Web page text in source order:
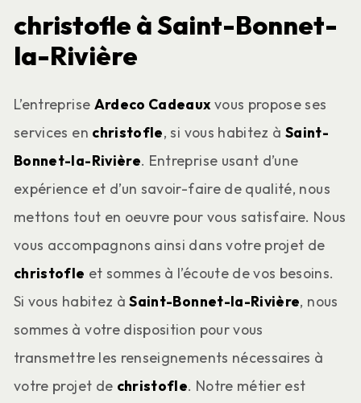
christofle à Saint-Bonnet-
la-Rivière
L’entreprise Ardeco Cadeauxvous propose ses
services en christofle, si vous habitez à Saint-
Bonnet-la-Rivière. Entreprise usant d’une
expérience et d’un savoir-faire de qualité, nous
mettons tout en oeuvre pour vous satisfaire. Nous
vous accompagnons ainsi dans votre projet de
christofle et sommes à l’écoute de vos besoins.
Si vous habitez àSaint-Bonnet-la-Rivière, nous
sommes à votre disposition pour vous
transmettre les renseignements nécessaires à
votre projet de christofle. Notre métier est